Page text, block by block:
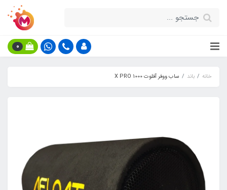
0
خانه باند ساب ووفر آفلوت X PRO 1000